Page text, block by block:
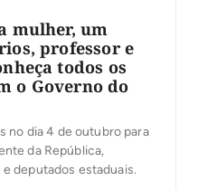
mulher, um
professor e
todos os
o Governo do
no dia 4 de outubro para
da República,
deputados estaduais.